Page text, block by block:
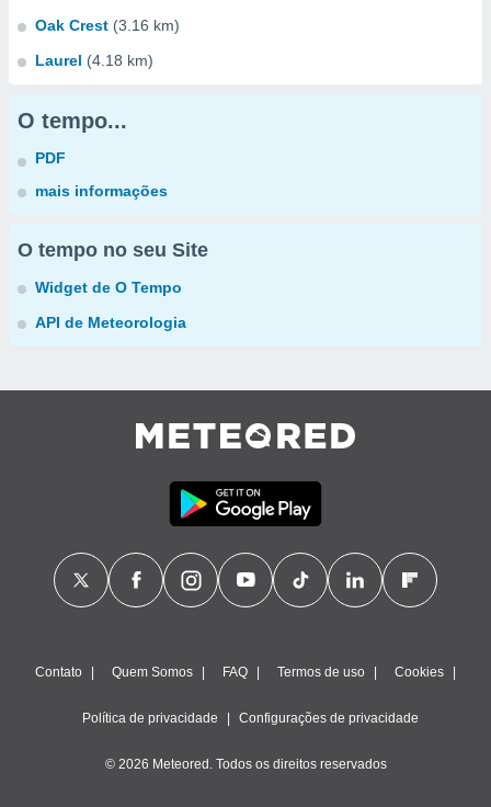
Oak Crest (3.16 km)
Laurel (4.18 km)
O tempo...
PDF
mais informações
O tempo no seu Site
Widget de O Tempo
API de Meteorologia
Contato Quem Somos FAQ Termos de uso Cookies
Política de privacidade Configurações de privacidade
© 2026 Meteored. Todos os direitos reservados